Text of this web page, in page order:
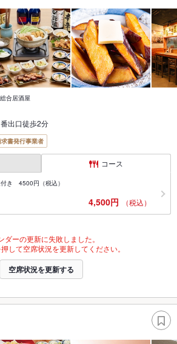
合居酒屋
出口徒歩2分
書発行事業者
コース
付き 4500円（税込）
4,500円 （税込）
ダーの更新に失敗しました。
して空席状況を更新してください。
空席状況を更新する